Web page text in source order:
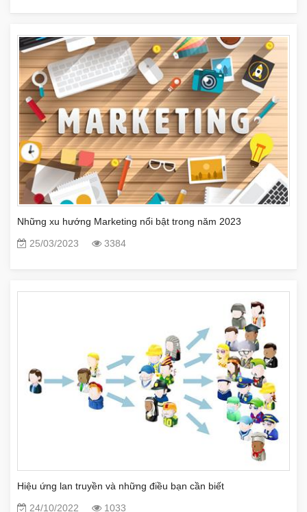
Những xu hướng Marketing nổi bật trong năm 2023
25/03/2023
3384
Hiệu ứng lan truyền và những điều bạn cần biết
24/10/2022
1033